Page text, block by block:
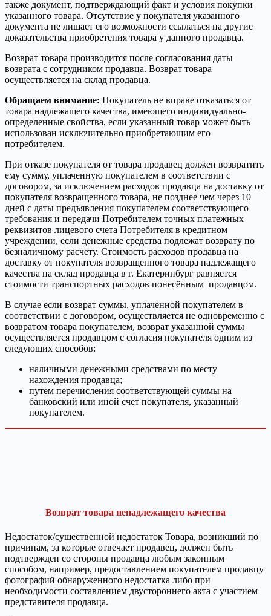
также документ, подтверждающий факт и условия покупки
указанного товара. Отсутствие у покупателя указанного
документа не лишает его возможности ссылаться на другие
доказательства приобретения товара у данного продавца.
Возврат товара производится после согласования даты
возврата с сотрудником продавца. Возврат товара
осуществляется на склад продавца.
Обращаем внимание: Покупатель не вправе отказаться от
товара надлежащего качества, имеющего индивидуально-
определенные свойства, если указанный товар может быть
использован исключительно приобретающим его
потребителем.
При отказе покупателя от товара продавец должен возвратить
ему сумму, уплаченную покупателем в соответствии с
договором, за исключением расходов продавца на доставку от
покупателя возвращенного товара, не позднее чем через 10
дней с даты предъявления покупателем соответствующего
требования и передачи Потребителем точных платежных
реквизитов лицевого счета Потребителя в кредитном
учреждении, если денежные средства подлежат возврату по
безналичному расчету. Стоимость расходов продавца на
доставку от покупателя возвращенного товара надлежащего
качества на склад продавца в г. Екатеринбург равняется
стоимости транспортных расходов понесённым продавцом.
В случае если возврат суммы, уплаченной покупателем в
соответствии с договором, осуществляется не одновременно с
возвратом товара покупателем, возврат указанной суммы
осуществляется продавцом с согласия покупателя одним из
следующих способов:
наличными денежными средствами по месту
нахождения продавца;
путем перечисления соответствующей суммы на
банковский или иной счет покупателя, указанный
покупателем.
Возврат товара ненадлежащего качества
Недостаток/существенной недостаток Товара, возникший по
причинам, за которые отвечает продавец, должен быть
подтвержден со стороны продавца любым законным
способом, например, предоставлением покупателем продавцу
фотографий обнаруженного недостатка либо при
необходимости составлением двустороннего акта с участием
представителя продавца.